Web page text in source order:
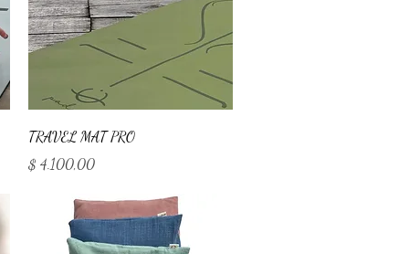
Vista rápida
TRAVEL MAT PRO
Precio
$ 4.100,00